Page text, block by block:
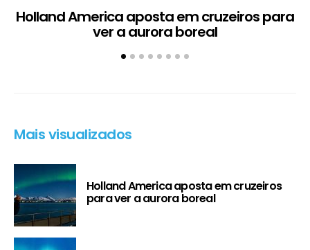
Holland America aposta em cruzeiros para
ver a aurora boreal
Mais visualizados
Holland America aposta em cruzeiros
para ver a aurora boreal